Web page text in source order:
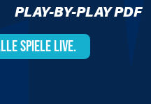
PLAY-BY-PLAY PDF
SPIELE LIVE.